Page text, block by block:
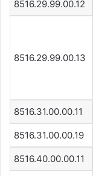
8516.29.99.00.12
8516.29.99.00.13
8516.31.00.00.11
8516.31.00.00.19
8516.40.00.00.11